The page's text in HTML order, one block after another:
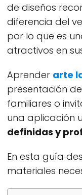
de diseños
diferencia del
por lo que es
atractivos en
Aprender arte
presentación
familiares o
una aplicación
definidas y
En esta guía
materiales